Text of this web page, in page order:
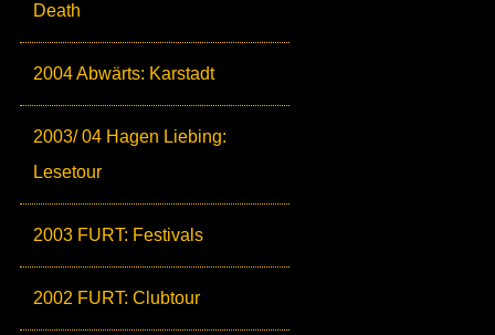
Death
2004 Abwärts: Karstadt
2003/ 04 Hagen Liebing:
Lesetour
2003 FURT: Festivals
2002 FURT: Clubtour